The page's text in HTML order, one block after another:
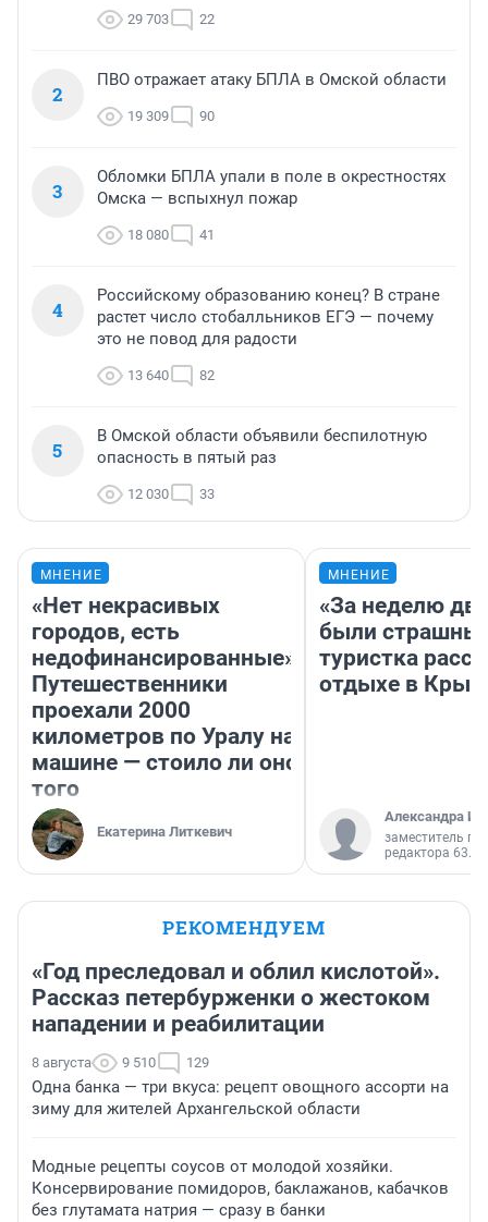
29 703 22
2
ПВО отражает атаку БПЛА в Омской области
19 309 90
3
Обломки БПЛА упали в поле в окрестностях
Омска — вспыхнул пожар
18 080 41
4
Российскому образованию конец? В стране
растет число стобалльников ЕГЭ — почему
это не повод для радости
13 640 82
5
В Омской области объявили беспилотную
опасность в пятый раз
12 030 33
МНЕНИЕ
«Нет некрасивых
городов, есть
недофинансированные».
Путешественники
проехали 2000
километров по Уралу на
машине — стоило ли оно
того
Екатерина Литкевич
МНЕНИЕ
«За неделю
были
туристка
отдыхе в
Александра
заместитель
редактора 63.RU
РЕКОМЕНДУЕМ
«Год преследовал и облил кислотой».
Рассказ петербурженки о жестоком
нападении и реабилитации
8 августа 9 510 129
Одна банка — три вкуса: рецепт овощного ассорти на
зиму для жителей Архангельской области
Модные рецепты соусов от молодой хозяйки.
Консервирование помидоров, баклажанов, кабачков
без глутамата натрия — сразу в банки